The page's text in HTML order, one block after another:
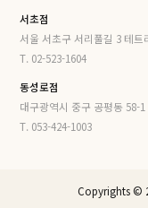
서초점
서울 서초구 서리풀길 3 테트
T. 02-523-1604
동성로점
대구광역시 중구 공평동 58-1
T. 053-424-1003
Copyrights ©